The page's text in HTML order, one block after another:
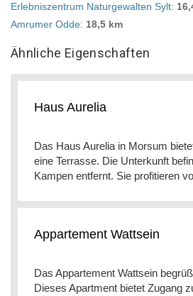
Erlebniszentrum Naturgewalten Sylt:
Amrumer Odde: 18,5 km
Ähnliche Eigenschaften
Haus Aurelia
Das Haus Aurelia in Morsum
eine Terrasse. Die Unterkunft
Kampen entfernt. Sie profitieren
Appartement Wattsein
Das Appartement Wattsein
Dieses Apartment bietet Zugang